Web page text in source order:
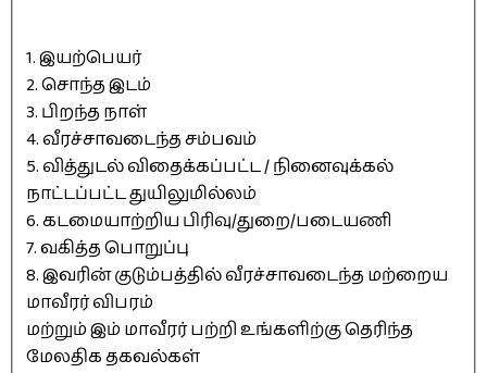
1. இயற்பெயர்
2. சொந்த இடம்
3. பிறந்த நாள்
4. வீரச்சாவடைந்த சம்பவம்
5. வித்துடல் விதைக்கப்பட்ட / நினைவுக்கல்
நாட்டப்பட்ட துயிலுமில்லம்
6. கடமையாற்றிய பிரிவு/துறை/படையணி
7. வகித்த பொறுப்பு
8. இவரின் குடும்பத்தில் வீரச்சாவடைந்த மற்றைய
மாவீரர் விபரம்
மற்றும் இம் மாவீரர் பற்றி உங்களிற்கு தெரிந்த
மேலதிக தகவல்கள்